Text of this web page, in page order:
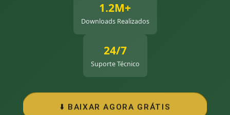
1.2M+
Downloads Realizados
24/7
Suporte Técnico
⬇️ BAIXAR AGORA GRÁTIS